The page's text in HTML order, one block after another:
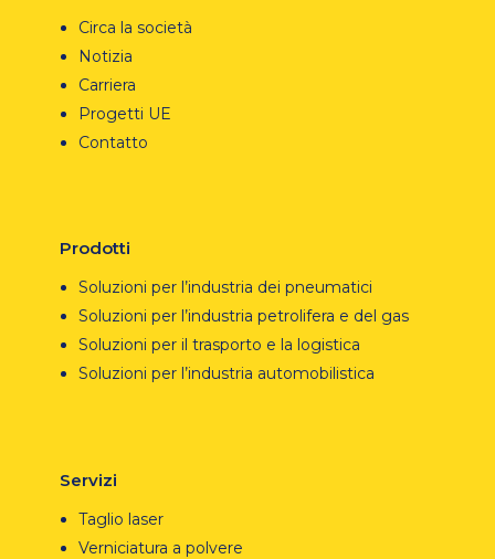
Circa la società
Notizia
Carriera
Progetti UE
Contatto
Prodotti
Soluzioni per l’industria dei pneumatici
Soluzioni per l’industria petrolifera e del gas
Soluzioni per il trasporto e la logistica
Soluzioni per l’industria automobilistica
Servizi
Taglio laser
Verniciatura a polvere